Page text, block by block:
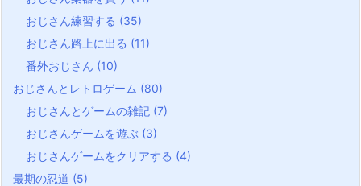
おじさん練習する (35)
おじさん路上に出る (11)
番外おじさん (10)
おじさんとレトロゲーム (80)
おじさんとゲームの雑記 (7)
おじさんゲームを遊ぶ (3)
おじさんゲームをクリアする (4)
最期の忍道 (5)